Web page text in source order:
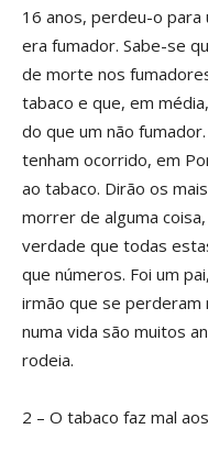
16 anos, perdeu-o para
era fumador. Sabe-se
de morte nos
tabaco e que, em
do que um não
tenham ocorrido, em
ao tabaco. Dirão os
morrer de alguma
verdade que todas
que números. Foi um
irmão que se perderam
numa vida são muitos
rodeia.
2 – O tabaco faz mal